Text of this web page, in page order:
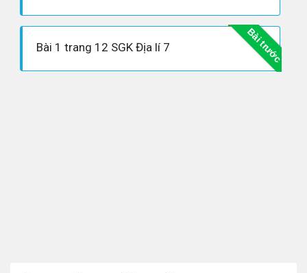
Bài trước
Bài 1 trang 12 SGK Địa lí 7